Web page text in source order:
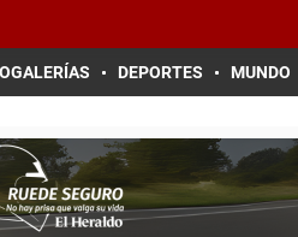
DEPORTES MUNDO